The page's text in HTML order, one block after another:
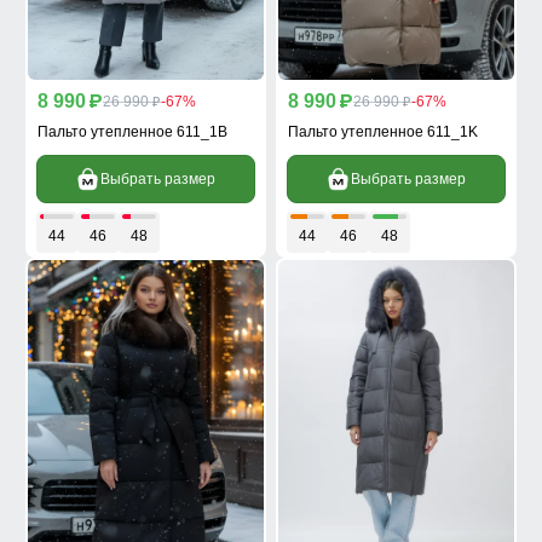
8 990 p26 990 p-67%
Пальто утепленное 611_1B
Выбрать размер
44 46 48
8 990 p26 990 p-67%
Пальто утепленное 611_1K
Выбрать размер
44 46 48